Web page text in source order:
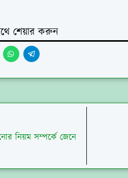
শেয়ার করুন
নিয়ম সম্পর্কে জেনে